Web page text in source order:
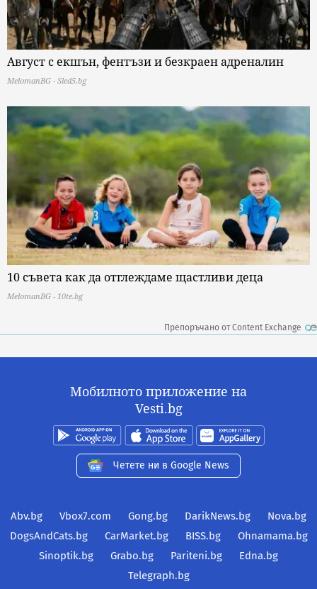
Август с екшън, фентъзи и безкраен адреналин
MelomanBG - Sled5.bg
10 съвета как да отглеждаме щастливи деца
MelomanBG - 10te.bg
Препоръчано от Content Exchange
Мобилното приложение на
Vesti.bg
Четете ни в Google News
Abv.bg Vbox7.com Gong.bg DarikNews.bg
Nova.bg
DogsAndCats.bg
CarMarket.bg BISS.bg
Ohnamama.bg
Sinoptik.bg
Grabo.bg Pariteni.bg
Edna.bg
Telegraph.bg